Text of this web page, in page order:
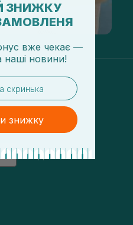
підписатись
ЗНИЖКУ
вже чекає —
наші новини!
знижку